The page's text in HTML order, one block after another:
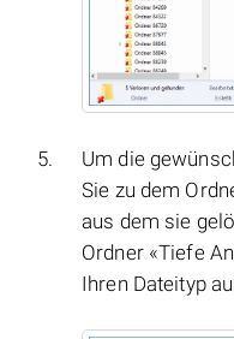
Um die
Sie zu dem
aus dem sie
Ordner «Tiefe
Ihren Dateityp